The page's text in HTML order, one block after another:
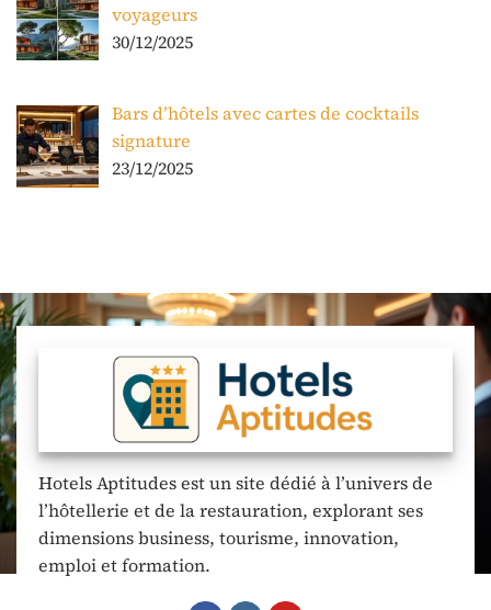
voyageurs
30/12/2025
Bars d’hôtels avec cartes de cocktails
signature
23/12/2025
Hotels Aptitudes est un site dédié à l’univers de
l’hôtellerie et de la restauration, explorant ses
dimensions business, tourisme, innovation,
emploi et formation.